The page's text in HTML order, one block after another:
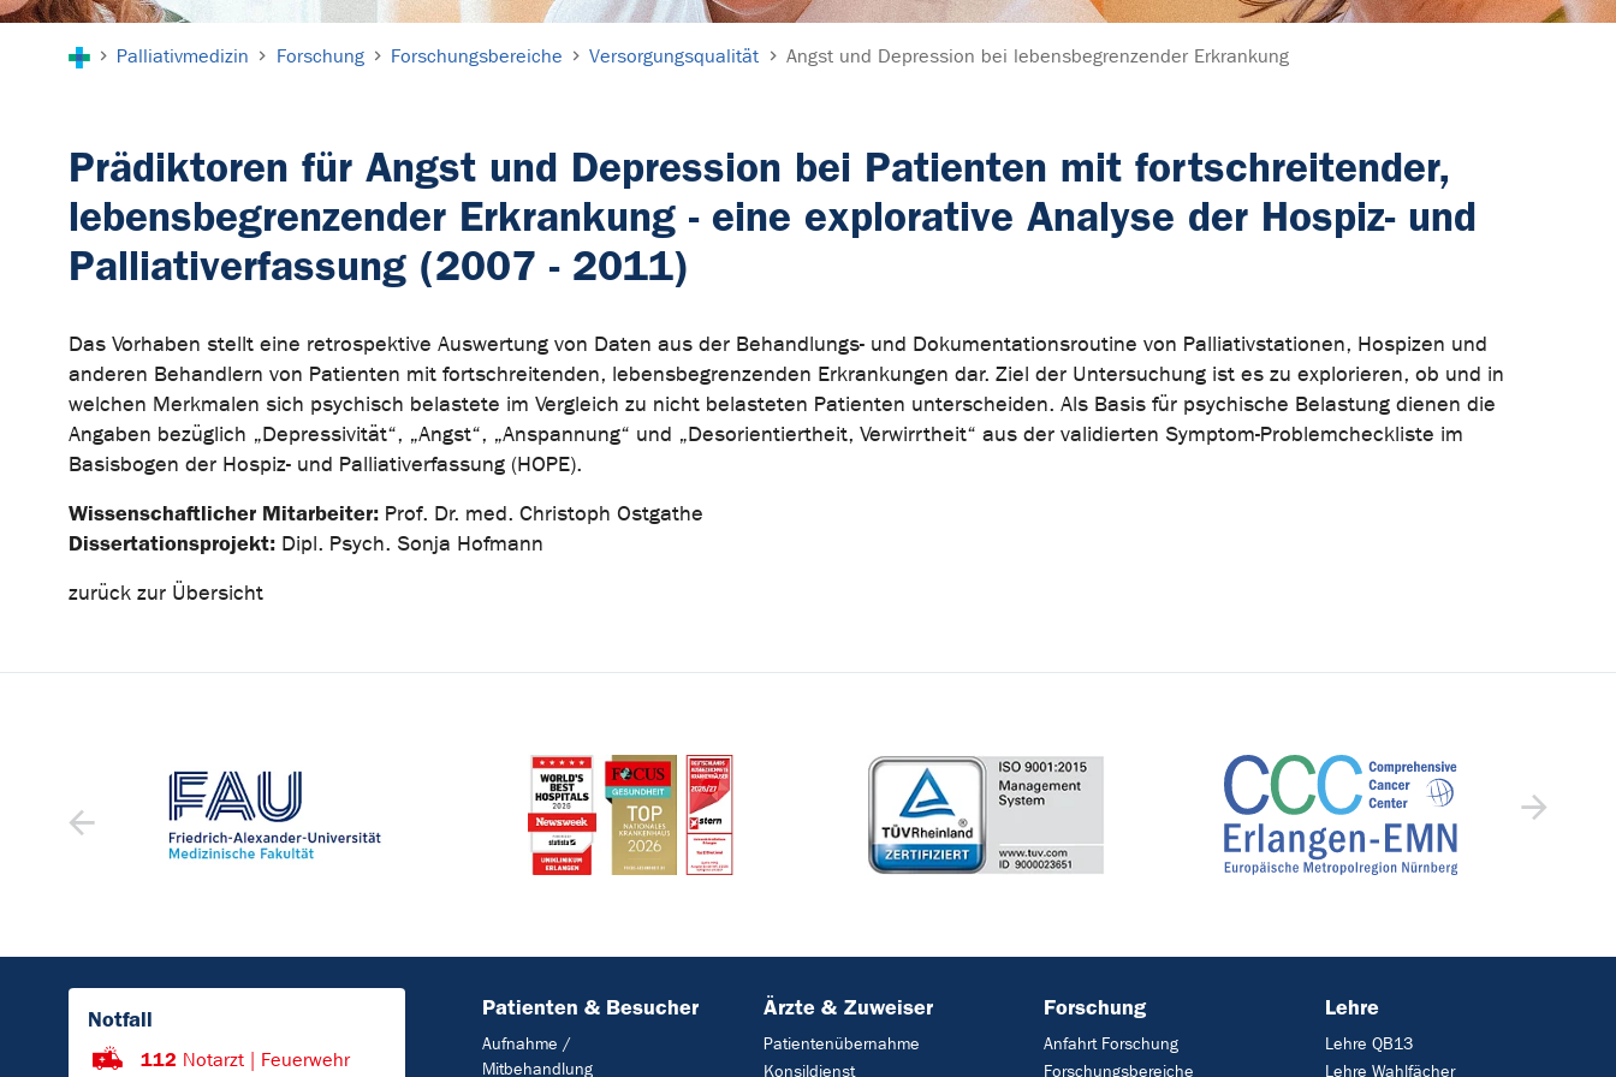
Palliativmedizin Forschung Forschungsbereiche Versorgungsqualität Angst und Depression bei lebensbegrenzender Erkrankung
Prädiktoren für Angst und Depression bei Patienten mit fortschreitender,
lebensbegrenzender Erkrankung - eine explorative Analyse der Hospiz- und
Palliativerfassung (2007 - 2011)
Das Vorhaben stellt eine retrospektive Auswertung von Daten aus der Behandlungs- und Dokumentationsroutine von Palliativstationen, Hospizen und
anderen Behandlern von Patienten mit fortschreitenden, lebensbegrenzenden Erkrankungen dar. Ziel der Untersuchung ist es zu explorieren, ob und in
welchen Merkmalen sich psychisch belastete im Vergleich zu nicht belasteten Patienten unterscheiden. Als Basis für psychische Belastung dienen die
Angaben bezüglich „Depressivität“, „Angst“, „Anspannung“ und „Desorientiertheit, Verwirrtheit“ aus der validierten Symptom-Problemcheckliste im
Basisbogen der Hospiz- und Palliativerfassung (HOPE).
Wissenschaftlicher Mitarbeiter: Prof. Dr. med. Christoph Ostgathe
Dissertationsprojekt: Dipl. Psych. Sonja Hofmann
zurück zur Übersicht
Notfall
112 Notarzt | Feuerwehr
Patienten & Besucher
Aufnahme /
Mitbehandlung
Ärzte & Zuweiser
Patientenübernahme
Konsildienst
Forschung
Anfahrt Forschung
Forschungsbereiche
Lehre
Lehre QB13
Lehre Wahlfächer